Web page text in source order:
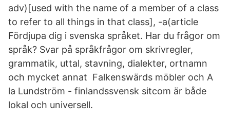
adv)[used with the name of a member of a class
to refer to all things in that class], -a(article
Fördjupa dig i svenska språket. Har du frågor om
språk? Svar på språkfrågor om skrivregler,
grammatik, uttal, stavning, dialekter, ortnamn
och mycket annat Falkenswärds möbler och A
la Lundström - finlandssvensk sitcom är både
lokal och universell.